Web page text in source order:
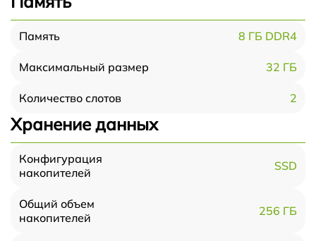
Память 8 ГБ DDR4
Максимальный размер 32 ГБ
Количество слотов 2
Хранение данных
Конфигурация
накопителей
SSD
Общий объем
накопителей
256 ГБ